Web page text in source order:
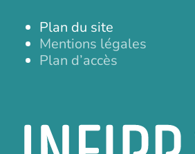
Plan du site
Mentions légales
Plan d’accès